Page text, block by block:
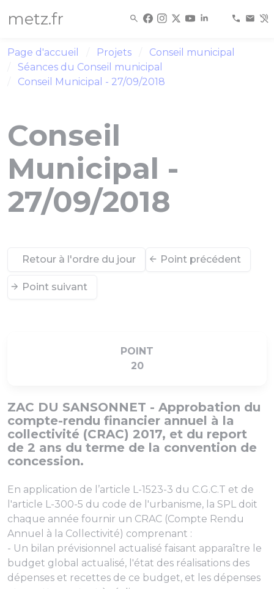
metz.fr
Page d'accueil Projets
Conseil municipal
Séances du Conseil municipal
Conseil Municipal - 27/09/2018
Conseil
Municipal -
27/09/2018
Retour à l'ordre du jour Point précédent
Point suivant
POINT
20
ZAC DU SANSONNET - Approbation du
compte-rendu financier annuel à la
collectivité (CRAC) 2017, et du report
de 2 ans du terme de la convention de
concession.
En application de l’article L-1523-3 du C.G.C.T et de
l'article L-300-5 du code de l'urbanisme, la SPL doit
chaque année fournir un CRAC (Compte Rendu
Annuel à la Collectivité) comprenant :
- Un bilan prévisionnel actualisé faisant apparaître le
budget global actualisé, l'état des réalisations des
dépenses et recettes de ce budget, et les dépenses